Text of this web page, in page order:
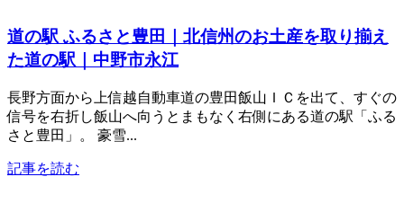
道の駅 ふるさと豊田｜北信州のお土産を取り揃え
た道の駅｜中野市永江
長野方面から上信越自動車道の豊田飯山ＩＣを出て、すぐの
信号を右折し飯山へ向うとまもなく右側にある道の駅「ふる
さと豊田」。 豪雪...
記事を読む